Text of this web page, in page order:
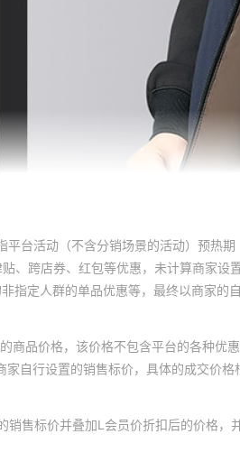
平台活动（不含分销场景的活动）预热
、跨店券、红包等优惠，未计算商家
指定人群的单品优惠等，最终以商家的
商品价格，该价格不包含平台的各种优
自行设置的销售标价，具体的成交价
售标价并叠加L会员价折扣后的价格，